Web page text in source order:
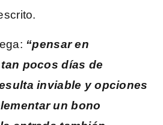
“pensar en
pocos días de
inviable y opciones
un bono